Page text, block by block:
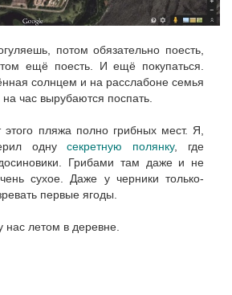
потом обязательно поесть,
ещё поесть. И ещё покупаться.
солнцем и на расслабоне семья
час вырубаются поспать.
этого пляжа полно грибных мест. Я,
однусекретную полянку, где
Грибами там даже и не
сухое. Даже у черники только-
первые ягоды.
летом в деревне.